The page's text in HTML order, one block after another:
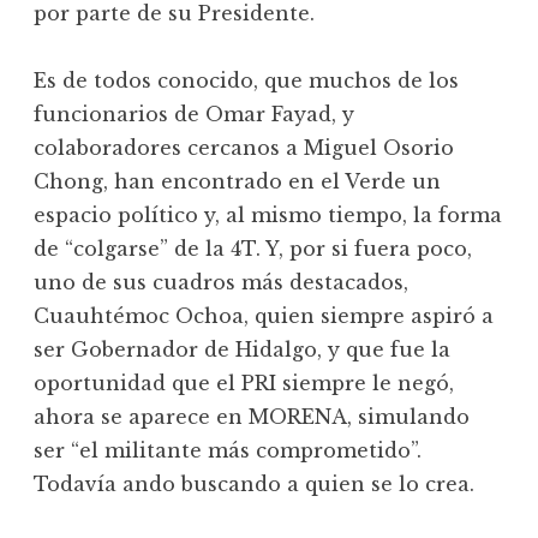
por parte de su Presidente.
Es de todos conocido, que muchos de los
funcionarios de Omar Fayad, y
colaboradores cercanos a Miguel Osorio
Chong, han encontrado en el Verde un
espacio político y, al mismo tiempo, la forma
de “colgarse” de la 4T. Y, por si fuera poco,
uno de sus cuadros más destacados,
Cuauhtémoc Ochoa, quien siempre aspiró a
ser Gobernador de Hidalgo, y que fue la
oportunidad que el PRI siempre le negó,
ahora se aparece en MORENA, simulando
ser “el militante más comprometido”.
Todavía ando buscando a quien se lo crea.